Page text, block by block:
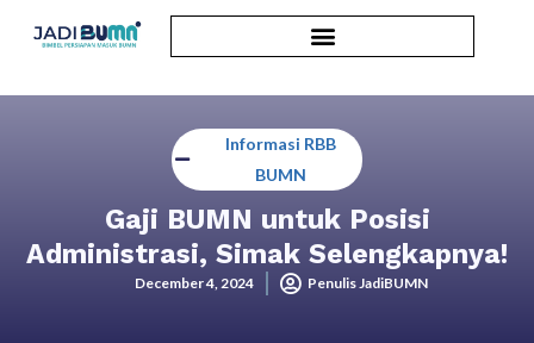
Informasi RBB
BUMN
Gaji BUMN untuk Posisi
Administrasi, Simak Selengkapnya!
December 4, 2024 Penulis JadiBUMN